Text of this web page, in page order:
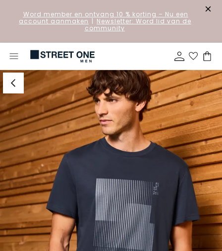
Word member en ontvang 10 % korting – Nu een
account aanmaken | Newsletter: Word lid van de
community